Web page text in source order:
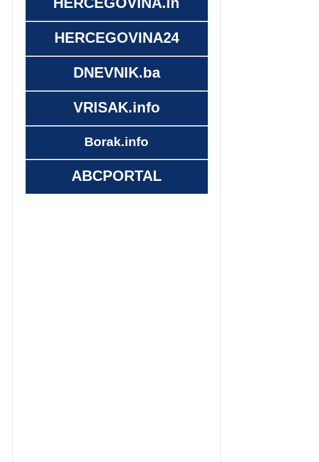
HERCEGOVINA24
DNEVNIK.ba
VRISAK.info
Borak.info
ABCPORTAL